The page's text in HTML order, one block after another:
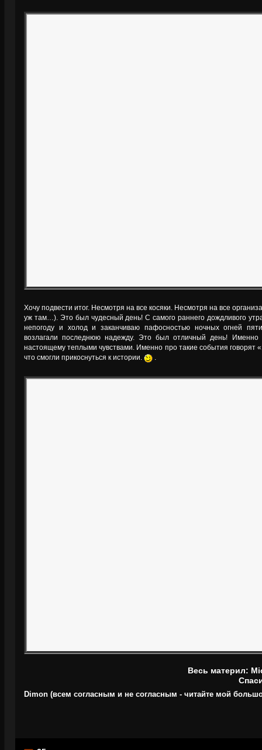
Хочу подвести итог. Несмотря на все косяки. Несмотря на все
уж там…). Это был чудесный день! С самого раннего дождливого
непогоду и холод и заканчиваю пафосностью ночных огней
возлагали последнюю надежду. Это был отличный день!
настоящему теплыми чувствами. Именно про такие события
что смогли прикоснуться к истории.
.
Весь материл:
Dimon (всем согласным и не согласным - читайте мой